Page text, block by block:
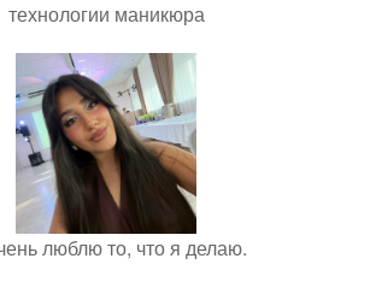
технологии маникюра
люблю то, что я делаю.